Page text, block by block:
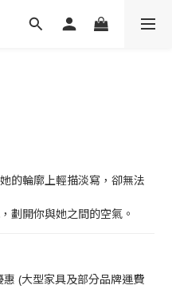
的輪廓上輕描淡寫，卻無法
劃開你與她之間的空氣。
(大型家具及部分品牌運費